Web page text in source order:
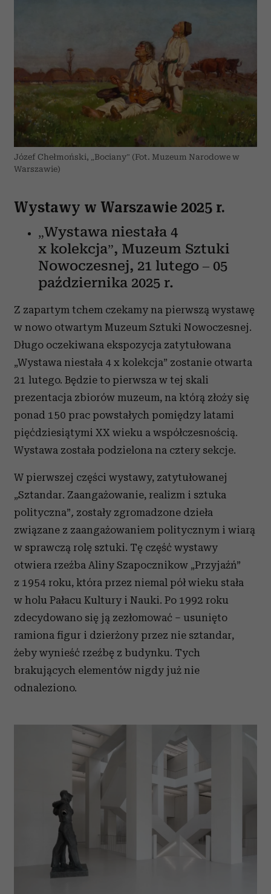
Józef Chełmoński, „Bociany” (Fot. Muzeum Narodowe w
Warszawie)
Wystawy w Warszawie 2025 r.
„Wystawa niestała 4
x kolekcja”, Muzeum Sztuki
Nowoczesnej, 21 lutego – 05
października 2025 r.
Z zapartym tchem czekamy na pierwszą wystawę
w nowo otwartym Muzeum Sztuki Nowoczesnej.
Długo oczekiwana ekspozycja zatytułowana
„Wystawa niestała 4 x kolekcja” zostanie otwarta
21 lutego. Będzie to pierwsza w tej skali
prezentacja zbiorów muzeum, na którą złoży się
ponad 150 prac powstałych pomiędzy latami
pięćdziesiątymi XX wieku a współczesnością.
Wystawa została podzielona na cztery sekcje.
W pierwszej części wystawy, zatytułowanej
„Sztandar. Zaangażowanie, realizm i sztuka
polityczna”, zostały zgromadzone dzieła
związane z zaangażowaniem politycznym i wiarą
w sprawczą rolę sztuki. Tę część wystawy
otwiera rzeźba Aliny Szapocznikow „Przyjaźń”
z 1954 roku, która przez niemal pół wieku stała
w holu Pałacu Kultury i Nauki. Po 1992 roku
zdecydowano się ją zezłomować – usunięto
ramiona figur i dzierżony przez nie sztandar,
żeby wynieść rzeźbę z budynku. Tych
brakujących elementów nigdy już nie
odnaleziono.